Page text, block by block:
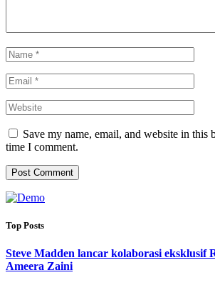
Save my name, email, and website in this
time I comment.
Top Posts
Steve Madden lancar kolaborasi eksklusif
Ameera Zaini